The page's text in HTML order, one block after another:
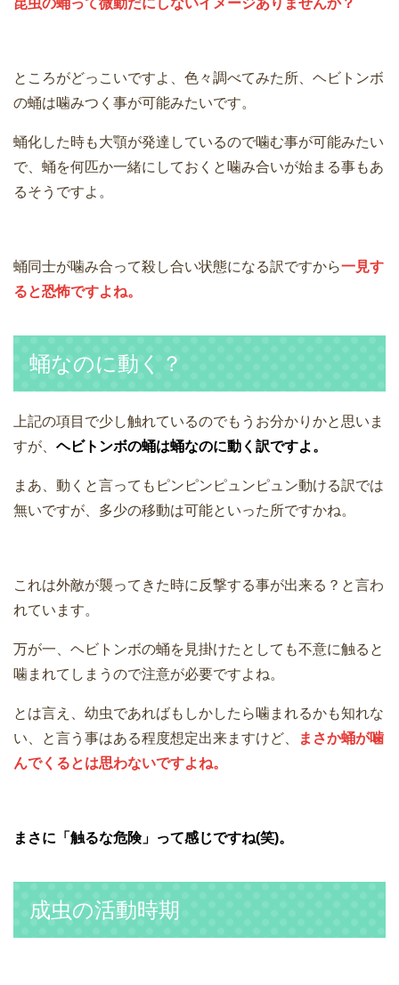
昆虫の蛹って微動だにしないイメージありませんか？
ところがどっこいですよ、色々調べてみた所、ヘビトンボ
の蛹は噛みつく事が可能みたいです。
蛹化した時も大顎が発達しているので噛む事が可能みたい
で、蛹を何匹か一緒にしておくと噛み合いが始まる事もあ
るそうですよ。
蛹同士が噛み合って殺し合い状態になる訳ですから一見す
ると恐怖ですよね。
蛹なのに動く？
上記の項目で少し触れているのでもうお分かりかと思いま
すが、 ヘビトンボの蛹は蛹なのに動く訳ですよ。
まあ、動くと言ってもピンピンピュンピュン動ける訳では
無いですが、多少の移動は可能といった所ですかね。
これは外敵が襲ってきた時に反撃する事が出来る？と言わ
れています。
万が一、ヘビトンボの蛹を見掛けたとしても不意に触ると
噛まれてしまうので注意が必要ですよね。
とは言え、幼虫であればもしかしたら噛まれるかも知れな
い、と言う事はある程度想定出来ますけど、
まさか蛹が噛
んでくるとは思わないですよね。
まさに「触るな危険」って感じですね(笑)。
成虫の活動時期